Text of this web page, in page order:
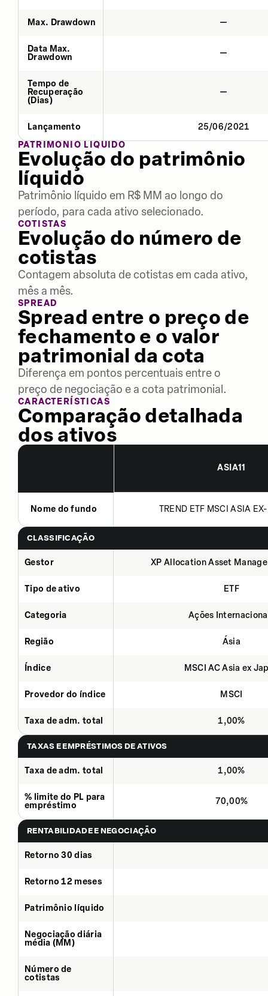
Max. Drawdown —
Data Max.
Drawdown
—
Tempo de
Recuperação
(Dias)
—
Lançamento
25/06/2021
PATRIMÔNIO LÍQUIDO
Evolução do patrimônio
líquido
Patrimônio líquido em R$ MM ao longo do
período, para cada ativo selecionado.
COTISTAS
Evolução do número de
cotistas
Contagem absoluta de cotistas em cada ativo,
mês a mês.
SPREAD
Spread entre o preço de
fechamento e o valor
patrimonial da cota
Diferença em pontos percentuais entre o
preço de negociação e a cota patrimonial.
CARACTERÍSTICAS
Comparação detalhada
dos ativos
ASIA11
Nome do fundo TREND ETF MSCI ASIA
CLASSIFICAÇÃO
Gestor XP Allocation Asset
Tipo de ativo ETF
Categoria Ações
Região Ásia
Índice MSCI AC Asia ex
Provedor do índice MSCI
Taxa de adm. total 1,00%
TAXAS E EMPRÉSTIMOS DE ATIVOS
Taxa de adm. total 1,00%
% limite do PL para
empréstimo
70,00%
RENTABILIDADE E NEGOCIAÇÃO
Retorno 30 dias
Retorno 12 meses
Patrimônio líquido
Negociação diária
média (MM)
Número de
cotistas